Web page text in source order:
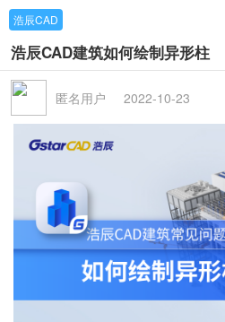
浩辰CAD
浩辰CAD建筑如何绘制异形柱
匿名用户 2022-10-23